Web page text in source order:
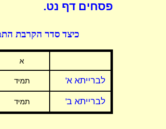
פסחים דף נט.
כיצד סדר הקרבת
א
לברייתא א' תמיד
לברייתא ב' תמיד